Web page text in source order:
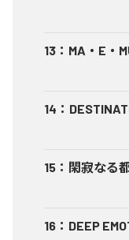
13 ： MA・E・
14 ：
15 ： 閑寂なる
16 ： DEEP